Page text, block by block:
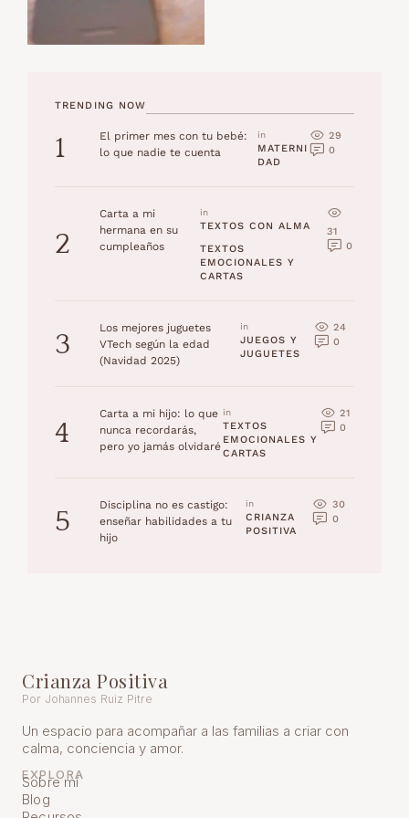
TRENDING NOW
1
El primer mes con tu bebé:
lo que nadie te cuenta
in
MATERNI
DAD
29
0
2
Carta a mi
hermana en su
cumpleaños
in
TEXTOS CON ALMA
TEXTOS
EMOCIONALES Y
CARTAS
31
0
3
Los mejores juguetes
VTech según la edad
(Navidad 2025)
in
JUEGOS Y
JUGUETES
24
0
4
Carta a mi hijo: lo que
nunca recordarás,
pero yo jamás olvidaré
in
TEXTOS
EMOCIONALES Y
CARTAS
21
0
5
Disciplina no es castigo:
enseñar habilidades a tu
hijo
in
CRIANZA
POSITIVA
30
0
Crianza Positiva
Por Johannes Ruiz Pitre
Un espacio para acompañar a las familias a criar con
calma, conciencia y amor.
EXPLORA
Sobre mí
Blog